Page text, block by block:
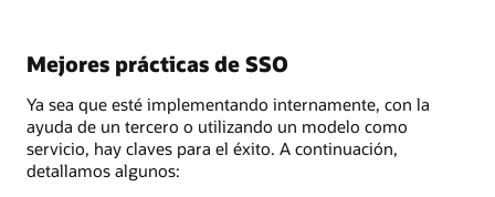
Mejores prácticas de SSO
Ya sea que esté implementando internamente, con la
ayuda de un tercero o utilizando un modelo como
servicio, hay claves para el éxito. A continuación,
detallamos algunos: